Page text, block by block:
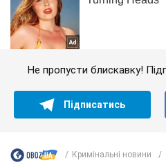
Не пропусти блискавку!
Підписатись
Кримінальні новини